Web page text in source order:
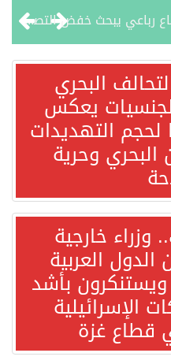
بمشاركة السعودية.. اجتماع رباعي يبحث خفض التصعيد ومعالجة التحديات الأمنية الراهنة
وزير الخارجية السعودي: جميع إجراءات إسرائيل الأحادية في أراضي فلسطين باطلة
ورقة بحثية: التحالف البحري الدفاعي بقيادة الرياض يعيد صياغة مفهوم أمن البحار
ترامب: الأمير محمد بن سلمان يفضل الحوار بخصوص إيران لخفض التصعيد
البحري
يعكس
لحجم التهديدات
البحري وحرية
خارجية
العربية
ويستنكرون بأشد
الإسرائيلية
قطاع غزة